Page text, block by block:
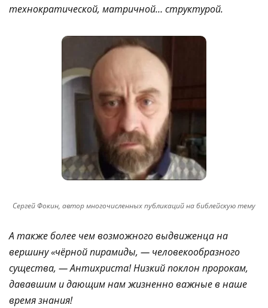
технократической, матричной… структурой.
Сергей Фокин, автор многочисленных публикаций на библейскую тему
А также более чем возможного выдвиженца на
вершину «чёрной пирамиды, — человекообразного
существа, — Антихриста! Низкий поклон пророкам,
дававшим и дающим нам жизненно важные в наше
время знания!